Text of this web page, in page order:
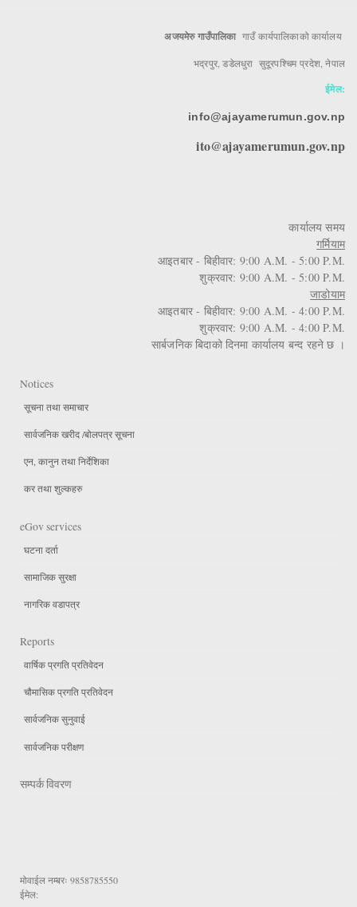
अजयमेरु गाउँपालिका गाउँ कार्यपालिकाको कार्यालय
भद्रपुर, डडेलधुरा सुदूरपश्चिम प्रदेश, नेपाल
ईमेल:
info@ajayamerumun.gov.np
ito@ajayamerumun.gov.np
कार्यालय समय
गर्मियाम
आइतबार - बिहीवार: 9:00 A.M. - 5:00 P.M.
शुक्रवार: 9:00 A.M. - 5:00 P.M.
जाडोयाम
आइतबार - बिहीवार: 9:00 A.M. - 4:00 P.M.
शुक्रवार: 9:00 A.M. - 4:00 P.M.
सार्बजनिक बिदाको दिनमा कार्यालय बन्द रहने छ ।
Notices
सूचना तथा समाचार
सार्वजनिक खरीद /बोलपत्र सूचना
एन, कानुन तथा निर्देशिका
कर तथा शुल्कहरु
eGov services
घटना दर्ता
सामाजिक सुरक्षा
नागरिक वडापत्र
Reports
वार्षिक प्रगति प्रतिवेदन
चौमासिक प्रगति प्रतिवेदन
सार्वजनिक सुनुवाई
सार्वजनिक परीक्षण
सम्पर्क विवरण
मोवाईल नम्बरः 9858785550
ईमेल: